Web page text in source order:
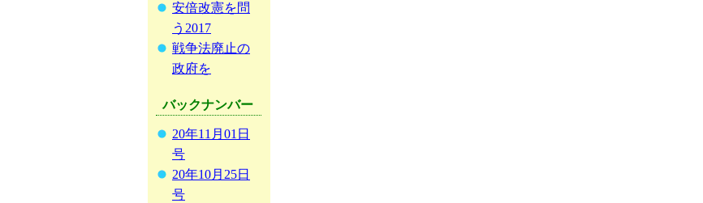
安倍改憲を問
う2017
戦争法廃止の
政府を
バックナンバー
20年11月01日
号
20年10月25日
号